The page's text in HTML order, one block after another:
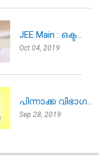
JEE Main : ഒക്ട...
Oct 04, 2019
പിന്നാക്ക വിഭാഗ...
Sep 28, 2019